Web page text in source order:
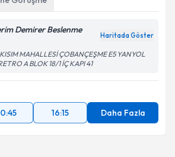
Demirer Beslenme
Haritada Göster
MAHALLESİ ÇOBANÇEŞME E5 YANYOL
A BLOK 18/1 İÇ KAPI 41
16:15 Daha Fazla